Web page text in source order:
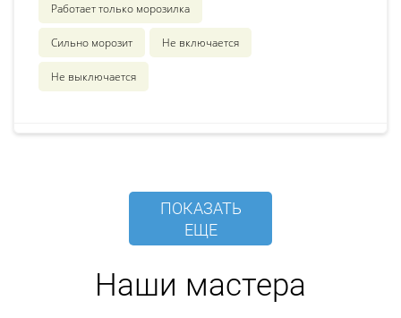
Работает только морозилка
Сильно морозит Не включается
Не выключается
ПОКАЗАТЬ
ЕЩЕ
Наши мастера